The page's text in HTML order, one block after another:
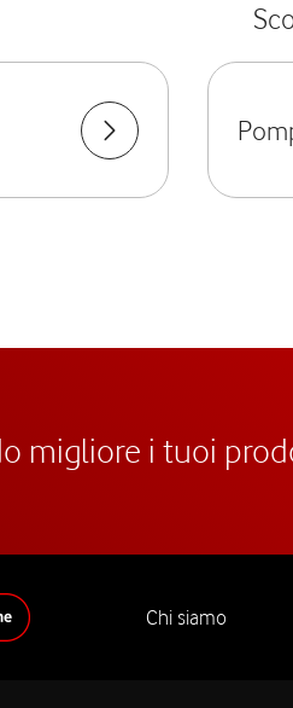
migliore i tuoi
Chi siamo